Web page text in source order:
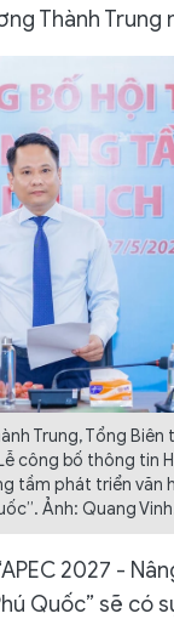
Thành Trung
Trung, Tổng
công bố thông tin
tầm phát triển văn
Ảnh: Quang
2027 -
Quốc” sẽ có